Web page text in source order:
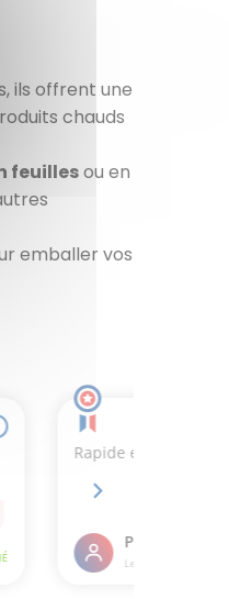
ils offrent une
chauds
feuillesou en
emballer vos